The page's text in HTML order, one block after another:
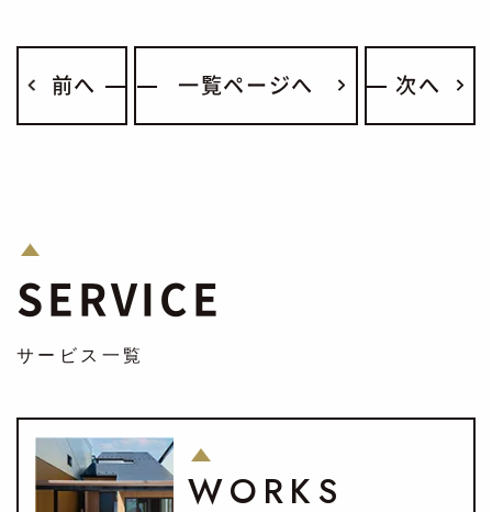
前へ 一覧ページへ 次へ
SERVICE
サービス一覧
WORKS